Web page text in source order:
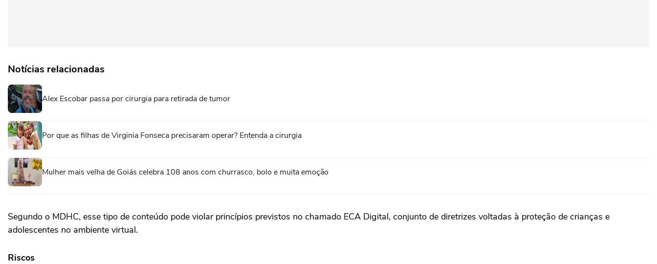
Notícias relacionadas
Alex Escobar passa por cirurgia para retirada de tumor
Por que as filhas de Virginia Fonseca precisaram operar? Entenda a cirurgia
Mulher mais velha de Goiás celebra 108 anos com churrasco, bolo e muita emoção
Segundo o MDHC, esse tipo de conteúdo pode violar princípios previstos no chamado ECA Digital, conjunto de diretrizes voltadas à proteção de crianças e
adolescentes no ambiente virtual.
Riscos